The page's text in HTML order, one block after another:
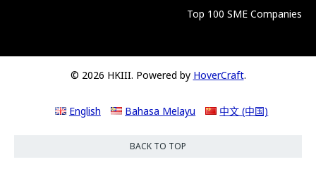
Top 100 SME Companies
© 2026 HKIII. Powered by HoverCraft.
English Bahasa Melayu 中文 (中国)
BACK TO TOP